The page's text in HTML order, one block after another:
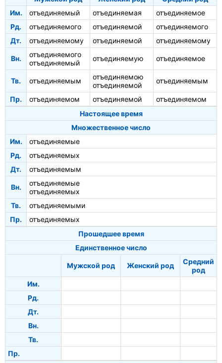
Им.
отъединяемый отъединяемая
отъединяемое
Рд.
отъединяемого отъединяемой
отъединяемого
Дт.
отъединяемому отъединяемой отъединяемому
Вн.
отъединяемого
отъединяемый
отъединяемую отъединяемое
Тв. отъединяемым
отъединяемою
отъединяемой
отъединяемым
Пр. отъединяемом отъединяемой
отъединяемом
Настоящее время
Множественное число
Им.
отъединяемые
Рд.
отъединяемых
Дт.
отъединяемым
Вн.
отъединяемые
отъединяемых
Тв.
отъединяемыми
Пр.
отъединяемых
Прошедшее время
Единственное число
Мужской род Женский род
Средний
род
Им.
Рд.
Дт.
Вн.
Тв.
Пр.